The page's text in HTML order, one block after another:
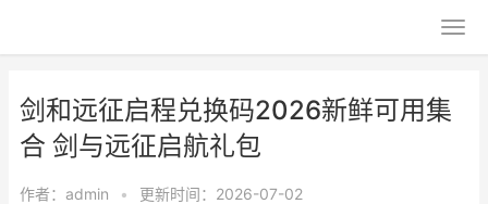
剑和远征启程兑换码2026新鲜可用集
合 剑与远征启航礼包
作者： admin • 更新时间：2026-07-02